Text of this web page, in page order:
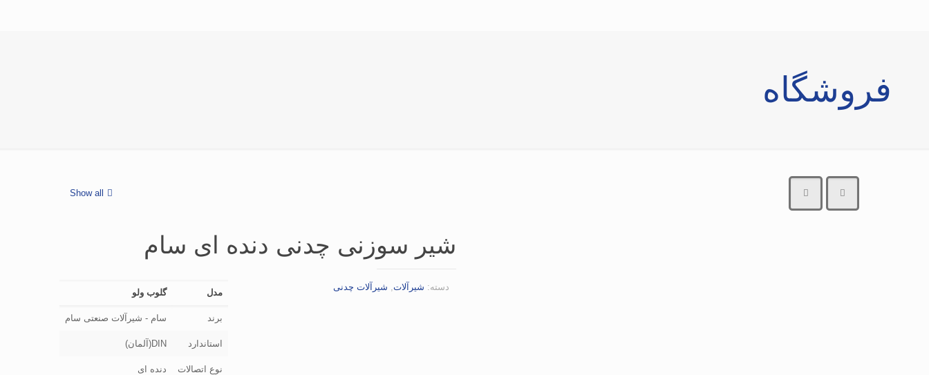
فروشگاه
Show all
شیر سوزنی چدنی دنده ای سام
مدل گلوب ولو
برند سام - شیرآلات صنعتی سام
استاندارد DIN(آلمان)
نوع اتصالات دنده ای
دسته: شیرآلات, شیرآلات چدنی